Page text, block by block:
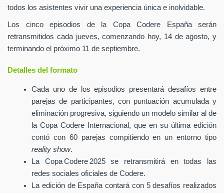
todos los asistentes vivir una experiencia única e inolvidable.
Los cinco episodios de la Copa Codere España serán
retransmitidos cada jueves, comenzando hoy, 14 de agosto, y
terminando el próximo 11 de septiembre.
Detalles del formato
Cada uno de los episodios presentará desafíos entre
parejas de participantes, con puntuación acumulada y
eliminación progresiva, siguiendo un modelo similar al de
la Copa Codere Internacional, que en su última edición
contó con 60 parejas compitiendo en un entorno tipo
reality show.
La Copa Codere 2025 se retransmitirá en todas las
redes sociales oficiales de Codere.
La edición de España contará con 5 desafíos realizados